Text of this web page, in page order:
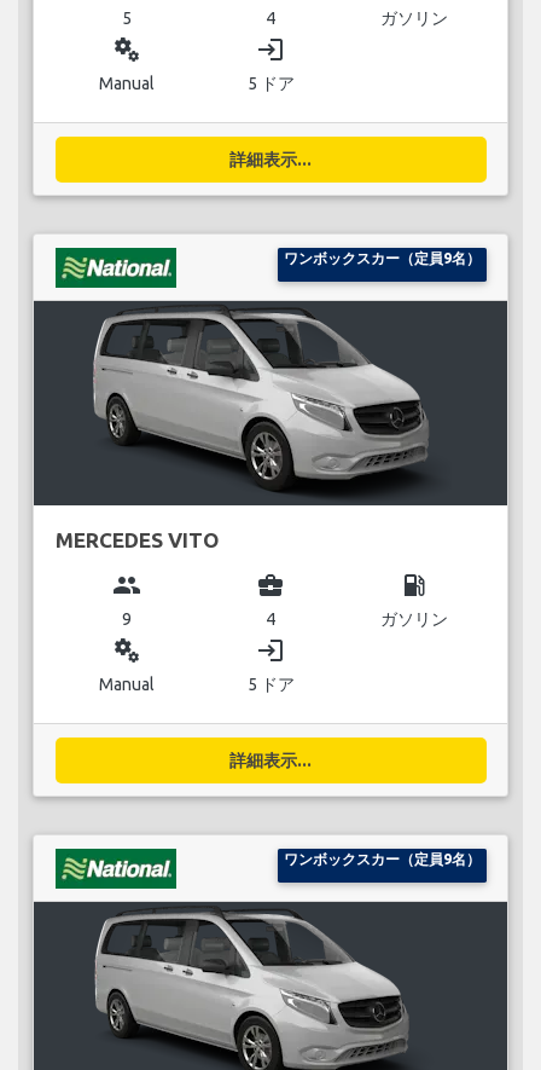
5 4 ガソリン
miscellaneous_services
Manual
login
5 ドア
詳細表示...
ワンボックスカー（定員9名）
MERCEDES VITO
group
9
business_center
4
local_gas_station
ガソリン
miscellaneous_services
Manual
login
5 ドア
詳細表示...
ワンボックスカー（定員9名）